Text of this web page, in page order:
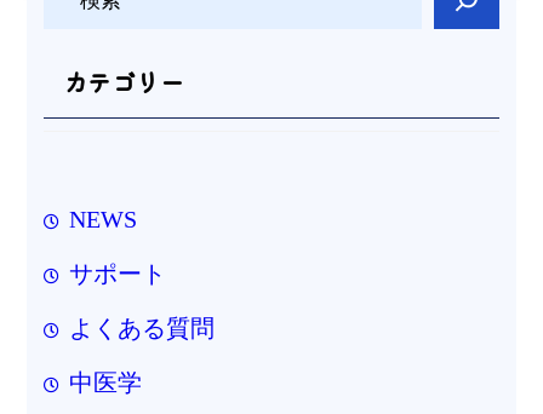
カテゴリー
NEWS
サポート
よくある質問
中医学